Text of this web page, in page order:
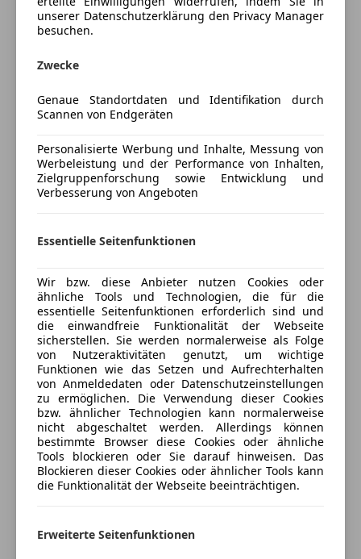
DAB-Radio
Freisprecheinrichtung
Sicherheit
LED-Tagfahrlicht
Notbremsassistent
Spurhalteassistent
Alufelgen
Dachreling
Touchscreen
Kfz-Versicherung
Auto einfach online versichern & Rabatt holen
Jetzt berechnen
Verkäufer Händler
Auto Günther GmbH
Sternebewertung 4.5 von 5
4,5Sterne
(90% Weiterempfehlungen)
Showroom
unserer Datenschutzerklärung den Privacy Manager
besuchen.
Zwecke
Genaue Standortdaten und Identifikation durch
Scannen von Endgeräten
Personalisierte Werbung und Inhalte, Messung von
Werbeleistung und der Performance von Inhalten,
Zielgruppenforschung sowie Entwicklung und
Verbesserung von Angeboten
Essentielle Seitenfunktionen
Wir bzw. diese Anbieter nutzen Cookies oder
ähnliche Tools und Technologien, die für die
essentielle Seitenfunktionen erforderlich sind und
die einwandfreie Funktionalität der Webseite
sicherstellen. Sie werden normalerweise als Folge
von Nutzeraktivitäten genutzt, um wichtige
Funktionen wie das Setzen und Aufrechterhalten
von Anmeldedaten oder Datenschutzeinstellungen
zu ermöglichen. Die Verwendung dieser Cookies
bzw. ähnlicher Technologien kann normalerweise
nicht abgeschaltet werden. Allerdings können
bestimmte Browser diese Cookies oder ähnliche
Tools blockieren oder Sie darauf hinweisen. Das
Blockieren dieser Cookies oder ähnlicher Tools kann
die Funktionalität der Webseite beeinträchtigen.
Erweiterte Seitenfunktionen